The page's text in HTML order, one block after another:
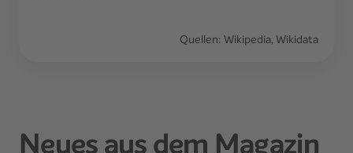
Quellen: Wikipedia, Wikidata
Neues aus dem Magazin